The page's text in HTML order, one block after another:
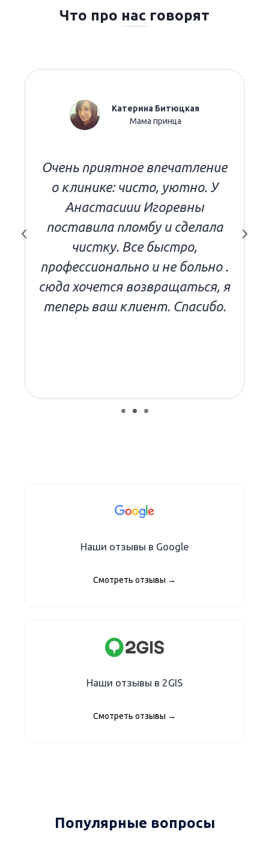
Что про нас говорят
Очень приятное впечатление
о клинике: чисто, уютно. У
Анастасиии Игоревны
поставила пломбу и сделала
чистку. Все быстро,
профессионально и не больно .
сюда хочется возвращаться, я
теперь ваш клиент. Спасибо.
Катерина Битюцкая
Мама принца
Наши отзывы в Google
Смотреть отзывы →
Наши отзывы в 2GIS
Смотреть отзывы →
Популярные вопросы